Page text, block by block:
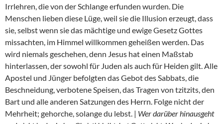
Irrlehren, die von der Schlange erfunden wurden. Die
Menschen lieben diese Lüge, weil sie die Illusion erzeugt, dass
sie, selbst wenn sie das mächtige und ewige Gesetz Gottes
missachten, im Himmel willkommen geheißen werden. Das
wird niemals geschehen, denn Jesus hat einen Maßstab
hinterlassen, der sowohl für Juden als auch für Heiden gilt. Alle
Apostel und Jünger befolgten das Gebot des Sabbats, die
Beschneidung, verbotene Speisen, das Tragen von tzitzits, den
Bart und alle anderen Satzungen des Herrn. Folge nicht der
Mehrheit; gehorche, solange du lebst. | Wer darüber hinausgeht